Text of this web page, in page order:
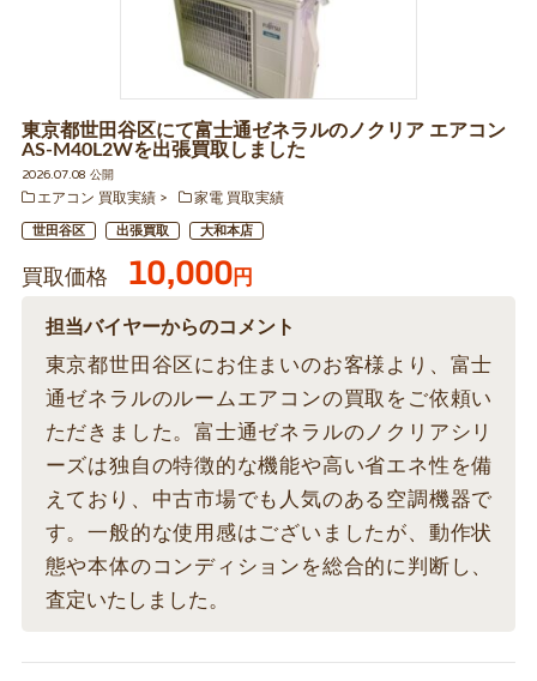
東京都世田谷区にて富士通ゼネラルのノクリア エアコン
AS-M40L2Wを出張買取しました
2026.07.08 公開
エアコン 買取実績
家電 買取実績
世田谷区 出張買取 大和本店
買取価格 10,000円
担当バイヤーからのコメント
東京都世田谷区にお住まいのお客様より、富士
通ゼネラルのルームエアコンの買取をご依頼い
ただきました。富士通ゼネラルのノクリアシリ
ーズは独自の特徴的な機能や高い省エネ性を備
えており、中古市場でも人気のある空調機器で
す。一般的な使用感はございましたが、動作状
態や本体のコンディションを総合的に判断し、
査定いたしました。